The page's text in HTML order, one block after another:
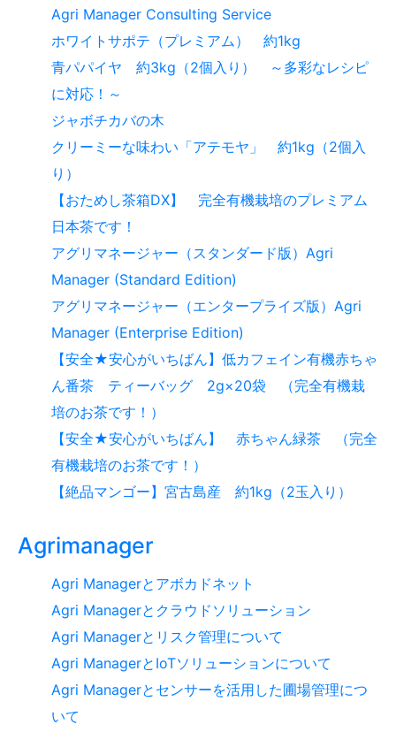
Agri Manager Consulting Service
ホワイトサポテ（プレミアム） 約1kg
青パパイヤ 約3kg（2個入り） ～多彩なレシピ
に対応！～
ジャボチカバの木
クリーミーな味わい「アテモヤ」 約1kg（2個入
り）
【おためし茶箱DX】 完全有機栽培のプレミアム
日本茶です！
アグリマネージャー（スタンダード版）Agri
Manager (Standard Edition)
アグリマネージャー（エンタープライズ版）Agri
Manager (Enterprise Edition)
【安全★安心がいちばん】低カフェイン有機赤ちゃ
ん番茶 ティーバッグ 2g×20袋 （完全有機栽
培のお茶です！）
【安全★安心がいちばん】 赤ちゃん緑茶 （完全
有機栽培のお茶です！）
【絶品マンゴー】宮古島産 約1kg（2玉入り）
Agrimanager
Agri Managerとアボカドネット
Agri Managerとクラウドソリューション
Agri Managerとリスク管理について
Agri ManagerとIoTソリューションについて
Agri Managerとセンサーを活用した圃場管理につ
いて